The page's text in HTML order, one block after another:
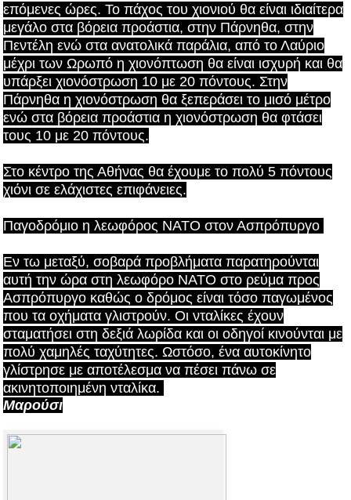
επόμενες ώρες. Το πάχος του χιονιού θα είναι ιδιαίτερα
μεγάλο στα βόρεια προάστια, στην Πάρνηθα, στην
Πεντέλη ενώ στα ανατολικά παράλια, από το Λαύριο
μέχρι των Ωρωπό η χιονόπτωση θα είναι ισχυρή και θα
υπάρξει χιονόστρωση 10 με 20 πόντους. Στην
Πάρνηθα η χιονόστρωση θα ξεπεράσει το μισό μέτρο
ενώ στα βόρεια προάστια η χιονόστρωση θα φτάσει
τους 10 με 20 πόντους.
Στο κέντρο της Αθήνας θα έχουμε το πολύ 5 πόντους
χιόνι σε ελάχιστες επιφάνειες.
Παγοδρόμιο η λεωφόρος ΝΑΤΟ στον Ασπρόπυργο
Εν τω μεταξύ, σοβαρά προβλήματα παρατηρούνται
αυτή την ώρα στη λεωφόρο ΝΑΤΟ στο ρεύμα προς
Ασπρόπυργο καθώς ο δρόμος είναι τόσο παγωμένος
που τα οχήματα γλιστρούν. Οι νταλίκες έχουν
σταματήσει στη δεξιά λωρίδα και οι οδηγοί κινούνται με
πολύ χαμηλές ταχύτητες. Ωστόσο, ένα αυτοκίνητο
γλίστρησε με αποτέλεσμα να πέσει πάνω σε
ακινητοποιημένη νταλίκα.
Μαρούσι